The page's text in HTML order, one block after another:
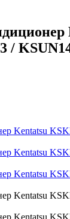
/